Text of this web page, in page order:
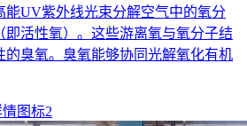
能UV紫外线光束分解空气中的氧分
即活性氧）。这些游离氧与氧分子结
的臭氧。臭氧能够协同光解氧化有机